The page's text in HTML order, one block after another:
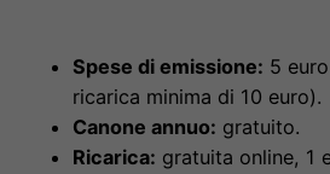
Spese di emissione: 5
ricarica minima di 10 euro).
Canone annuo: gratuito.
Ricarica: gratuita online, 1